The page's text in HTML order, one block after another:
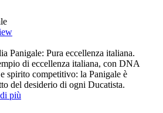
Panigale: Pura eccellenza italiana.
di eccellenza italiana, con DNA
spirito competitivo: la Panigale è
del desiderio di ogni Ducatista.
più